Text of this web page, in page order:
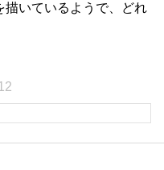
描いているようで、どれ